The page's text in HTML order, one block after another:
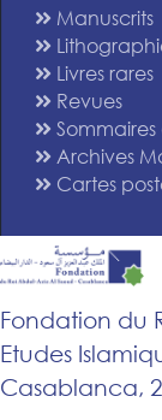
Manuscrits
Livres rares
Revues
Archives
Cartes
Fondation du
Etudes
Casablanca,